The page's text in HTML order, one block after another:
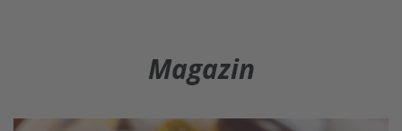
Magazin